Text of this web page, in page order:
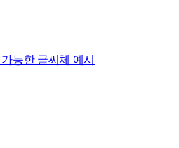
능한 글씨체 예시